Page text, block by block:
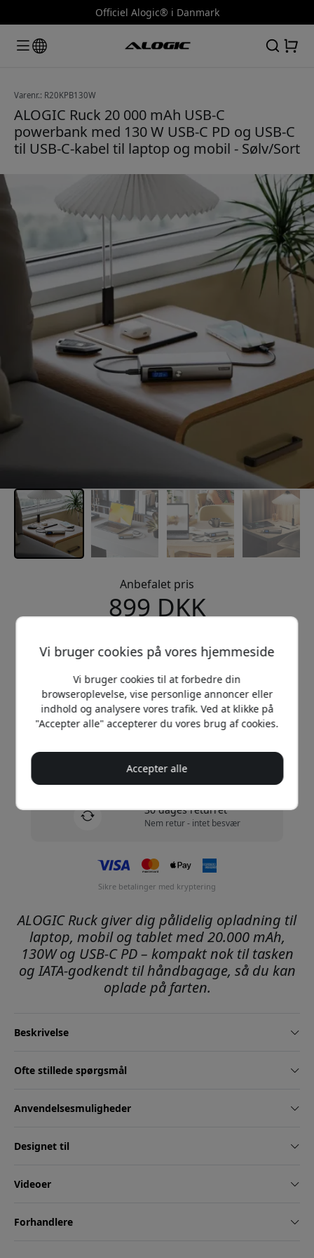
Officiel Alogic® i Danmark
Varenr.: R20KPB130W
ALOGIC Ruck 20 000 mAh USB-C
powerbank med 130 W USB-C PD og USB-C
til USB-C-kabel til laptop og mobil - Sølv/Sort
Anbefalet pris
899 DKK
Køb nu
På lager - klar til afsendelse
Forsendelse af 49 DKK i Danmark
Ingen skjulte gebyrer
Levering 10-12 august
Hurtig og sporbar levering
30 dages returret
Nem retur - intet besvær
Sikre betalinger med kryptering
ALOGIC Ruck giver dig pålidelig opladning til
laptop, mobil og tablet med 20.000 mAh,
130W og USB-C PD – kompakt nok til tasken
og IATA-godkendt til håndbagage, så du kan
oplade på farten.
Beskrivelse
Ofte stillede spørgsmål
Anvendelsesmuligheder
Designet til
Videoer
Forhandlere
Vi bruger cookies på vores hjemmeside
Vi bruger cookies til at forbedre din
browseroplevelse, vise personlige annoncer eller
indhold og analysere vores trafik. Ved at klikke på
"Accepter alle" accepterer du vores brug af cookies.
Accepter alle